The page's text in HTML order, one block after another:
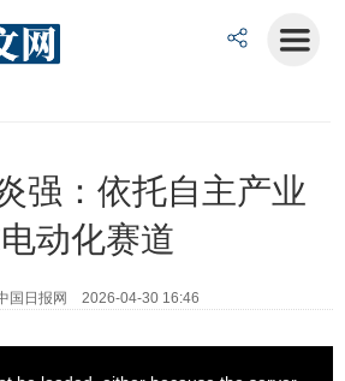
强：依托自主产业
动化赛道
国日报网 2026-04-30 16:46